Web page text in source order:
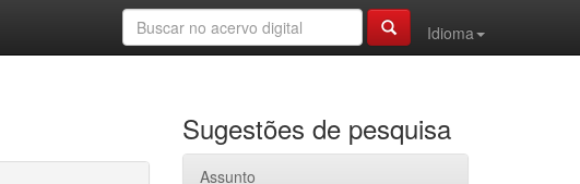
Idioma
Sugestões de pesquisa
Assunto